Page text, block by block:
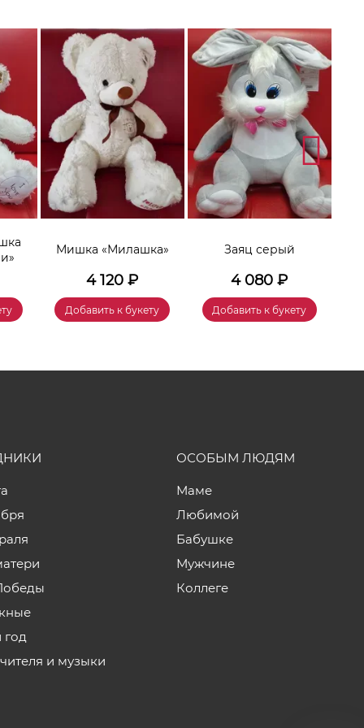
Мишка «Милашка»
4 120 ₽
Добавить к букету
Заяц серый
4 080 ₽
Добавить к букету
и музыки
ОСОБЫМ ЛЮДЯМ
Маме
Любимой
Бабушке
Мужчине
Коллеге